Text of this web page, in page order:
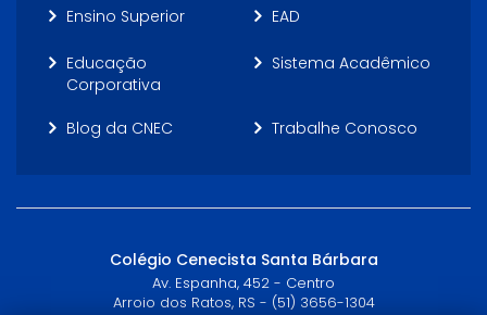
Ensino Superior EAD
Educação
Corporativa
Sistema Acadêmico
Blog da CNEC Trabalhe Conosco
Colégio Cenecista Santa Bárbara
Av. Espanha, 452 - Centro
Arroio dos Ratos, RS - (51) 3656-1304